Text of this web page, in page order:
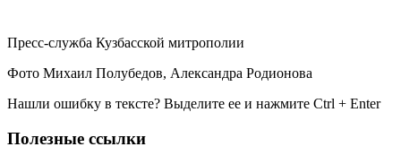
Пресс-служба Кузбасской митрополии
Фото Михаил Полубедов, Александра Родионова
Нашли ошибку в тексте? Выделите ее и нажмите Ctrl + Enter
Полезные ссылки